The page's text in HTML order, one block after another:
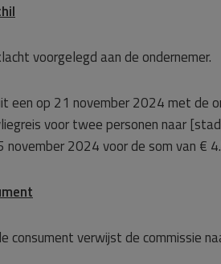
voorgelegd aan de ondernemer.
een op 21 november 2024 met de
voor twee personen naar
2024 voor de som van €
consument verwijst de commissie